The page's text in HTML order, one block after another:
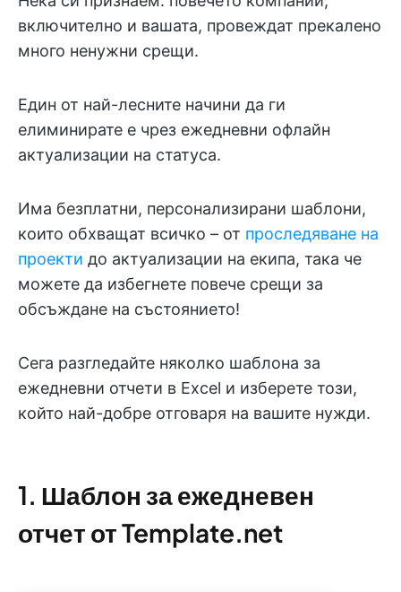
включително и вашата, провеждат прекалено
много ненужни срещи.
Един от най-лесните начини да ги
елиминирате е чрез ежедневни офлайн
актуализации на статуса.
Има безплатни, персонализирани шаблони,
които обхващат всичко – от проследяване на
проекти до актуализации на екипа, така че
можете да избегнете повече срещи за
обсъждане на състоянието!
Сега разгледайте няколко шаблона за
ежедневни отчети в Excel и изберете този,
който най-добре отговаря на вашите нужди.
1. Шаблон за ежедневен
отчет от Template.net